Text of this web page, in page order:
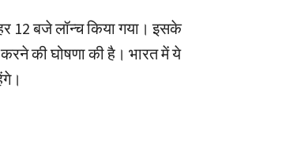
12 बजे लॉन्च किया गया। इसके
की घोषणा की है। भारत में ये